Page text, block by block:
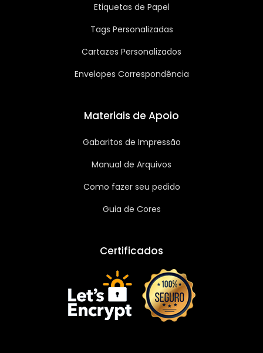
Etiquetas de Papel
Tags Personalizadas
Cartazes Personalizados
Envelopes Correspondência
Materiais de Apoio
Gabaritos de Impressão
Manual de Arquivos
Como fazer seu pedido
Guia de Cores
Certificados